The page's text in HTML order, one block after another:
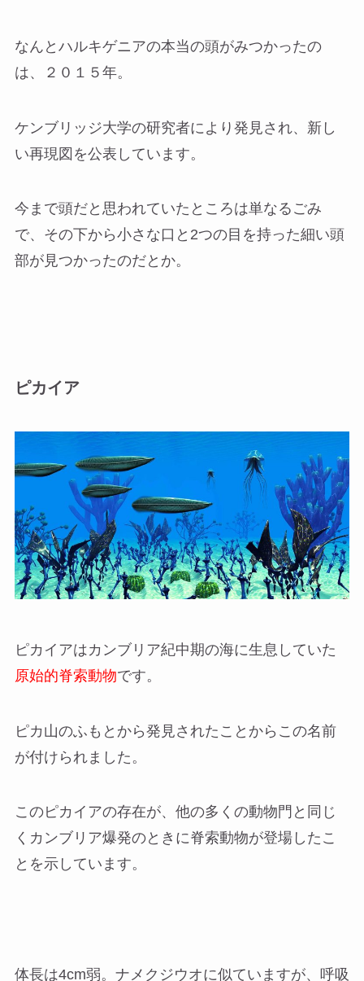
なんとハルキゲニアの本当の頭がみつかったの
は、２０１５年。
ケンブリッジ大学の研究者により発見され、新し
い再現図を公表しています。
今まで頭だと思われていたところは単なるごみ
で、その下から小さな口と2つの目を持った細い頭
部が見つかったのだとか。
ピカイア
ピカイアはカンブリア紀中期の海に生息していた
原始的脊索動物です。
ピカ山のふもとから発見されたことからこの名前
が付けられました。
このピカイアの存在が、他の多くの動物門と同じ
くカンブリア爆発のときに脊索動物が登場したこ
とを示しています。
体長は4cm弱。ナメクジウオに似ていますが、呼吸